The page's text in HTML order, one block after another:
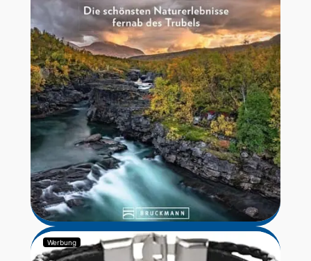
Werbung